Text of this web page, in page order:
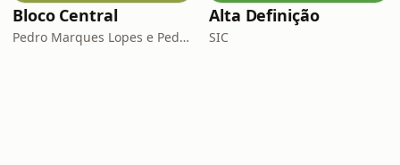
Bloco Central
Pedro Marques Lopes e Pedro Siza Vieira
Alta Definição
SIC